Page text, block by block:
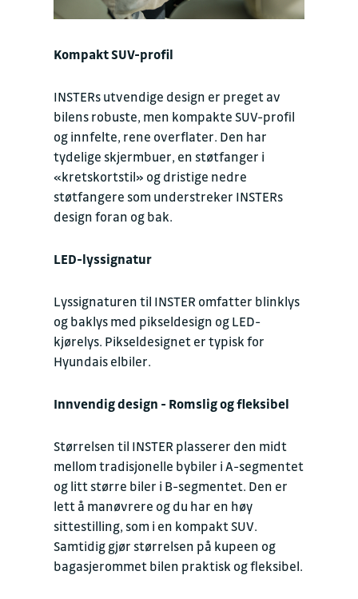
Kompakt SUV-profil
INSTERs utvendige design er preget av
bilens robuste, men kompakte SUV-profil
og innfelte, rene overflater. Den har
tydelige skjermbuer, en støtfanger i
«kretskortstil» og dristige nedre
støtfangere som understreker INSTERs
design foran og bak.
LED-lyssignatur
Lyssignaturen til INSTER omfatter blinklys
og baklys med pikseldesign og LED-
kjørelys. Pikseldesignet er typisk for
Hyundais elbiler.
Innvendig design - Romslig og fleksibel
Størrelsen til INSTER plasserer den midt
mellom tradisjonelle bybiler i A-segmentet
og litt større biler i B-segmentet. Den er
lett å manøvrere og du har en høy
sittestilling, som i en kompakt SUV.
Samtidig gjør størrelsen på kupeen og
bagasjerommet bilen praktisk og fleksibel.